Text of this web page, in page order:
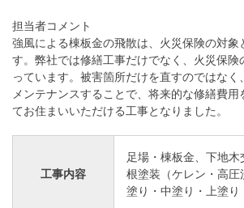
担当者コメント
強風による棟板金の飛散は、火災保険の対象
す。弊社では修繕工事だけでなく、火災保
っています。被害箇所だけを直すのではな
メンテナンスすることで、将来的な修繕費用
てお住まいいただける工事となりました。
工事内容
足場・棟板金、下地木
根塗装（ケレン・高圧
塗り・中塗り・上塗り